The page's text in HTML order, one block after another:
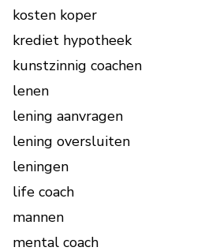
kosten koper
krediet hypotheek
kunstzinnig coachen
lenen
lening aanvragen
lening oversluiten
leningen
life coach
mannen
mental coach